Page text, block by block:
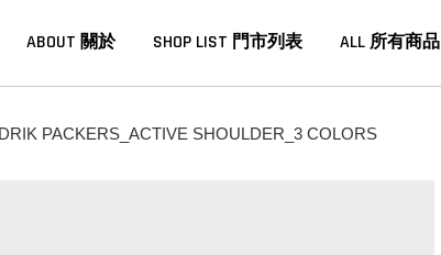
ABOUT 關於 SHOP LIST 門市列表 ALL 所有商品
PACKERS_ACTIVE SHOULDER_3 COLORS